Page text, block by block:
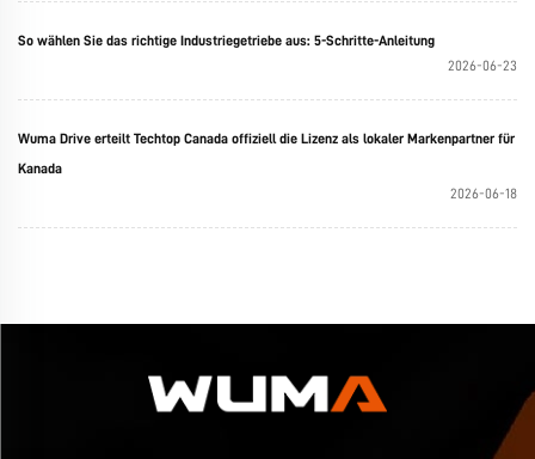
So wählen Sie das richtige Industriegetriebe aus: 5-Schritte-Anleitung
2026-06-23
Wuma Drive erteilt Techtop Canada offiziell die Lizenz als lokaler Markenpartner für
Kanada
2026-06-18